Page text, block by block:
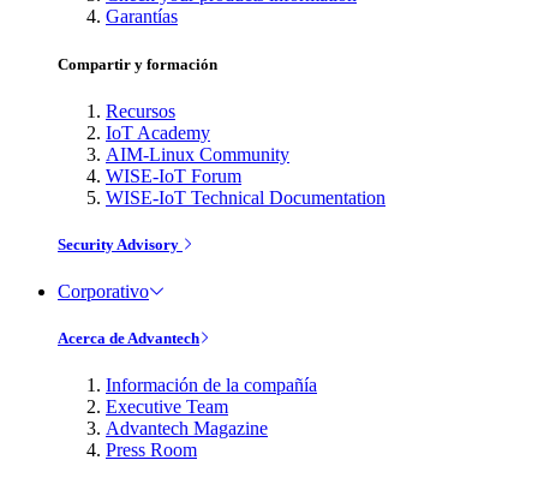
Garantías
Compartir y formación
Recursos
IoT Academy
AIM-Linux Community
WISE-IoT Forum
WISE-IoT Technical Documentation
Security Advisory
Corporativo
Acerca de Advantech
Información de la compañía
Executive Team
Advantech Magazine
Press Room